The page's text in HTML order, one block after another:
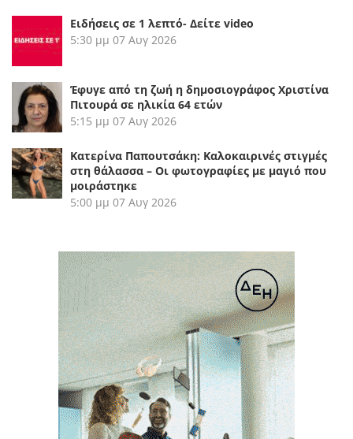
Ειδήσεις σε 1 λεπτό- Δείτε video
5:30 μμ 07 Αυγ 2026
Έφυγε από τη ζωή η δημοσιογράφος Χριστίνα
Πιτουρά σε ηλικία 64 ετών
5:15 μμ 07 Αυγ 2026
Κατερίνα Παπουτσάκη: Καλοκαιρινές στιγμές
στη θάλασσα – Οι φωτογραφίες με μαγιό που
μοιράστηκε
5:00 μμ 07 Αυγ 2026